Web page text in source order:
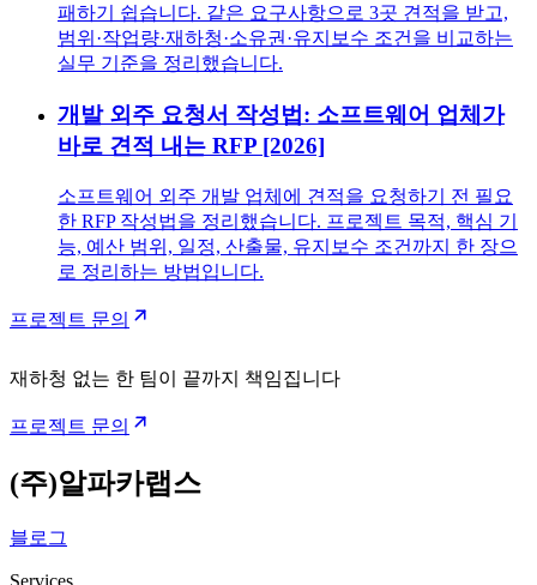
패하기 쉽습니다. 같은 요구사항으로 3곳 견적을 받고,
범위·작업량·재하청·소유권·유지보수 조건을 비교하는
실무 기준을 정리했습니다.
개발 외주 요청서 작성법: 소프트웨어 업체가
바로 견적 내는 RFP [2026]
소프트웨어 외주 개발 업체에 견적을 요청하기 전 필요
한 RFP 작성법을 정리했습니다. 프로젝트 목적, 핵심 기
능, 예산 범위, 일정, 산출물, 유지보수 조건까지 한 장으
로 정리하는 방법입니다.
프로젝트 문의
재하청 없는 한 팀이 끝까지 책임집니다
프로젝트 문의
(주)알파카랩스
블로그
Services